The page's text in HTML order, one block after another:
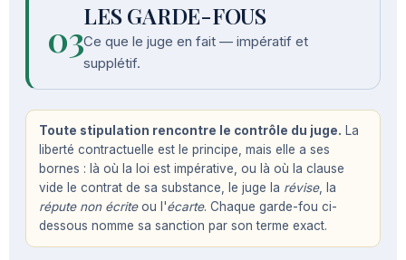
03LES GARDE-FOUS
Ce que le juge en fait — impératif et
supplétif.
Toute stipulation rencontre le contrôle du juge. La
liberté contractuelle est le principe, mais elle a ses
bornes : là où la loi est impérative, ou là où la clause
vide le contrat de sa substance, le juge la révise, la
répute non écriteou l'écarte. Chaque garde-fou ci-
dessous nomme sa sanction par son terme exact.